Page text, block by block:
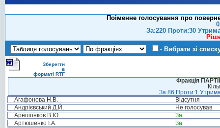
Поіменне голосування про
За:220 Проти:30
- Вибрати зі
Зберегти
в
форматі RTF
Фракція
За:86 Проти:1
Агафонова Н.В.
Відсутня
Андрієвський Д.Й.
Не голосував
Арешонков В.Ю.
За
Артюшенко І.А.
За